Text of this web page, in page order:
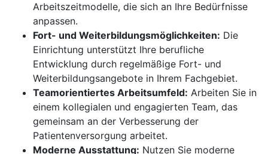
Arbeitszeitmodelle, die sich an Ihre Bedürfnisse
anpassen.
Fort- und Weiterbildungsmöglichkeiten: Die
Einrichtung unterstützt Ihre berufliche
Entwicklung durch regelmäßige Fort- und
Weiterbildungsangebote in Ihrem Fachgebiet.
Teamorientiertes Arbeitsumfeld: Arbeiten Sie in
einem kollegialen und engagierten Team, das
gemeinsam an der Verbesserung der
Patientenversorgung arbeitet.
Moderne Ausstattung: Nutzen Sie moderne